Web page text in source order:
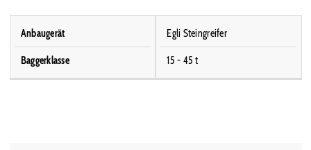
Anbaugerät
Baggerklasse
Egli Steingreifer
15 - 45 t